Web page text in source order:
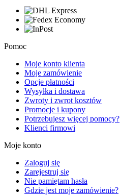
Pomoc
Moje konto klienta
Moje zamówienie
Opcje płatności
Wysyłka i dostawa
Zwroty i zwrot kosztów
Promocje i kupony
Potrzebujesz więcej pomocy?
Klienci firmowi
Moje konto
Zaloguj się
Zarejestruj się
Nie pamiętam hasła
Gdzie jest moje zamówienie?